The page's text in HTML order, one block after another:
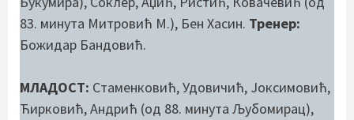
83. минута Митровић М.), Бен Хасин. Тренер:
Божидар Бандовић.
МЛАДОСТ: Стаменковић, Удовичић, Јоксимовић,
Ћирковић, Андрић (од 88. минута Љубомирац),